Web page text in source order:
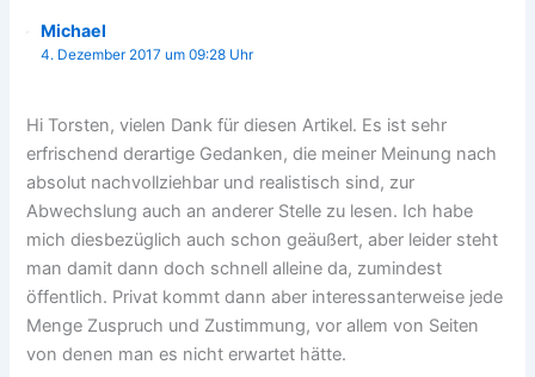
Michael
4. Dezember 2017 um 09:28 Uhr
Hi Torsten, vielen Dank für diesen Artikel. Es ist sehr
erfrischend derartige Gedanken, die meiner Meinung nach
absolut nachvollziehbar und realistisch sind, zur
Abwechslung auch an anderer Stelle zu lesen. Ich habe
mich diesbezüglich auch schon geäußert, aber leider steht
man damit dann doch schnell alleine da, zumindest
öffentlich. Privat kommt dann aber interessanterweise jede
Menge Zuspruch und Zustimmung, vor allem von Seiten
von denen man es nicht erwartet hätte.